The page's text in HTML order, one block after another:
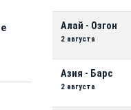
Алай - Озгон
2 августа
Азия - Барс
2 августа